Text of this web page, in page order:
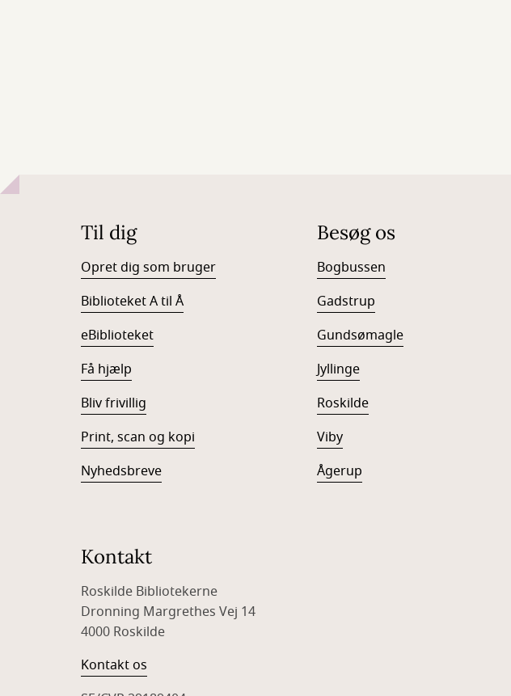
Til dig
Opret dig som bruger
Biblioteket A til Å
eBiblioteket
Få hjælp
Bliv frivillig
Print, scan og kopi
Nyhedsbreve
Besøg os
Bogbussen
Gadstrup
Gundsømagle
Jyllinge
Roskilde
Viby
Ågerup
Kontakt
Roskilde Bibliotekerne
Dronning Margrethes Vej 14
4000 Roskilde
Kontakt os